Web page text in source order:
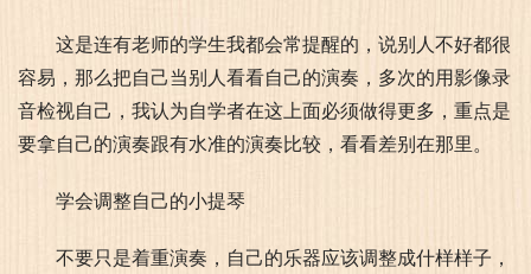
这是连有老师的学生我都会常提醒的，说别人不好都很
容易，那么把自己当别人看看自己的演奏，多次的用影像录
音检视自己，我认为自学者在这上面必须做得更多，重点是
要拿自己的演奏跟有水准的演奏比较，看看差别在那里。
学会调整自己的小提琴
不要只是着重演奏，自己的乐器应该调整成什样样子，